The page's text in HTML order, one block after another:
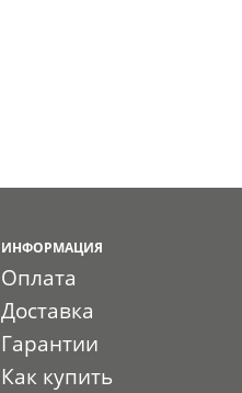
ИНФОРМАЦИЯ
Оплата
Доставка
Гарантии
Как купить